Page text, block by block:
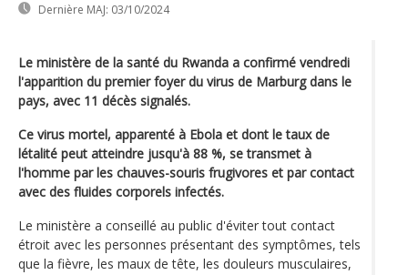
Dernière MAJ: 03/10/2024
Le ministère de la santé du Rwanda a confirmé vendredi
l'apparition du premier foyer du virus de Marburg dans le
pays, avec 11 décès signalés.
Ce virus mortel, apparenté à Ebola et dont le taux de
létalité peut atteindre jusqu'à 88 %, se transmet à
l'homme par les chauves-souris frugivores et par contact
avec des fluides corporels infectés.
Le ministère a conseillé au public d'éviter tout contact
étroit avec les personnes présentant des symptômes, tels
que la fièvre, les maux de tête, les douleurs musculaires,